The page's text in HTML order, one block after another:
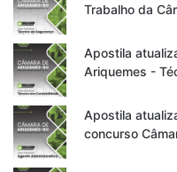
Trabalho da
Apostila
Ariquemes -
Apostila
concurso